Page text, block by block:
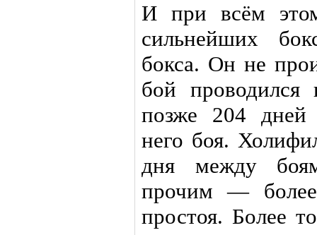
И при всём
сильнейших
бокса. Он не
бой
позже 204 дней
него боя.
дня между
прочим —
простоя. Более